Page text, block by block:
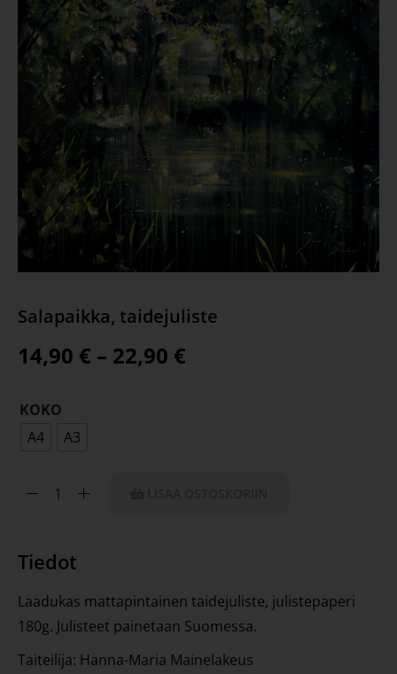
Salapaikka, taidejuliste
14,90 € – 22,90 €
KOKO
A4
A3
Tiedot
Laadukas mattapintainen taidejuliste, julistepaperi
180g. Julisteet painetaan Suomessa.
Taiteilija: Hanna-Maria Mainelakeus